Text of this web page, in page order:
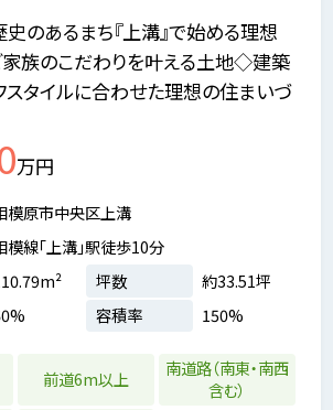
史のあるまち『上溝』で始める理想
族のこだわりを叶える土地◇建築
スタイルに合わせた理想の住まいづ
万円
模原市中央区上溝
模線「上溝」駅徒歩10分
坪数
約33.51坪
容積率 150%
前道6m以上
南道路（南東・南西
含む）